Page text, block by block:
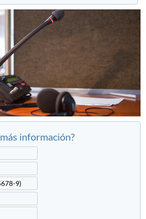
información?